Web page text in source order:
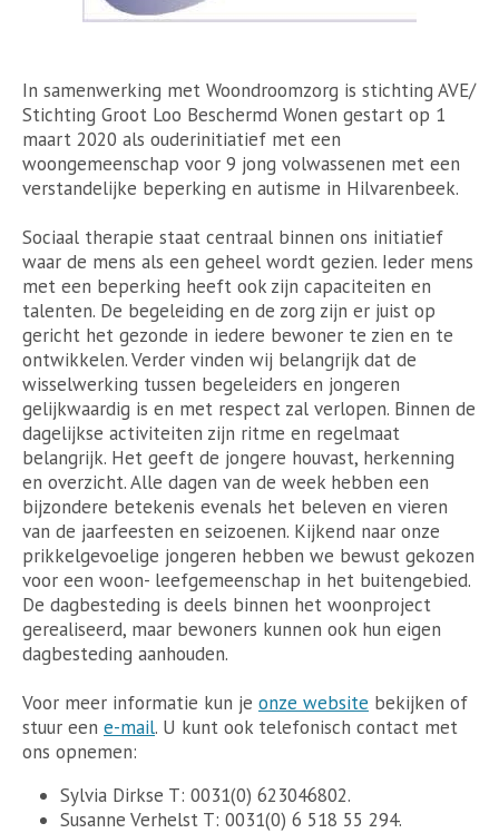
In samenwerking met Woondroomzorg is stichting AVE/
Stichting Groot Loo Beschermd Wonen gestart op 1
maart 2020 als ouderinitiatief met een
woongemeenschap voor 9 jong volwassenen met een
verstandelijke beperking en autisme in Hilvarenbeek.
Sociaal therapie staat centraal binnen ons initiatief
waar de mens als een geheel wordt gezien. Ieder mens
met een beperking heeft ook zijn capaciteiten en
talenten. De begeleiding en de zorg zijn er juist op
gericht het gezonde in iedere bewoner te zien en te
ontwikkelen. Verder vinden wij belangrijk dat de
wisselwerking tussen begeleiders en jongeren
gelijkwaardig is en met respect zal verlopen. Binnen de
dagelijkse activiteiten zijn ritme en regelmaat
belangrijk. Het geeft de jongere houvast, herkenning
en overzicht. Alle dagen van de week hebben een
bijzondere betekenis evenals het beleven en vieren
van de jaarfeesten en seizoenen. Kijkend naar onze
prikkelgevoelige jongeren hebben we bewust gekozen
voor een woon- leefgemeenschap in het buitengebied.
De dagbesteding is deels binnen het woonproject
gerealiseerd, maar bewoners kunnen ook hun eigen
dagbesteding aanhouden.
Voor meer informatie kun je onze website bekijken of
stuur een e-mail. U kunt ook telefonisch contact met
ons opnemen:
Sylvia Dirkse T: 0031(0) 623046802.
Susanne Verhelst T: 0031(0) 6 518 55 294.